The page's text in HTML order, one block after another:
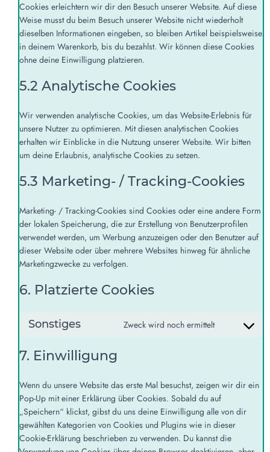
Cookies erleichtern wir dir den Besuch unserer Website. Auf diese
Weise musst du beim Besuch unserer Website nicht wiederholt
dieselben Informationen eingeben, so bleiben Artikel beispielsweise
in deinem Warenkorb, bis du bezahlst. Wir können diese Cookies
ohne deine Einwilligung platzieren.
5.2 Analytische Cookies
Wir verwenden analytische Cookies, um das Website-Erlebnis für
unsere Nutzer zu optimieren. Mit diesen analytischen Cookies
erhalten wir Einblicke in die Nutzung unserer Website. Wir bitten
um deine Erlaubnis, analytische Cookies zu setzen.
5.3 Marketing- / Tracking-Cookies
Marketing- / Tracking-Cookies sind Cookies oder eine andere Form
der lokalen Speicherung, die zur Erstellung von Benutzerprofilen
verwendet werden, um Werbung anzuzeigen oder den Benutzer auf
dieser Website oder über mehrere Websites hinweg für ähnliche
Marketingzwecke zu verfolgen.
6. Platzierte Cookies
Sonstiges Zweck wird noch ermittelt
7. Einwilligung
Wenn du unsere Website das erste Mal besuchst, zeigen wir dir ein
Pop-Up mit einer Erklärung über Cookies. Sobald du auf
„Speichern“ klickst, gibst du uns deine Einwilligung alle von dir
gewählten Kategorien von Cookies und Plugins wie in dieser
Cookie-Erklärung beschrieben zu verwenden. Du kannst die